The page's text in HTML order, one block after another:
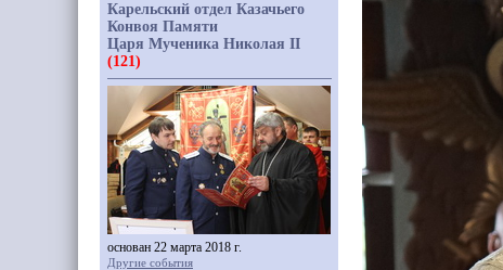
Карельский отдел Казачьего
Конвоя Памяти
Царя Мученика Николая II
(121)
основан 22 марта 2018 г.
Другие события